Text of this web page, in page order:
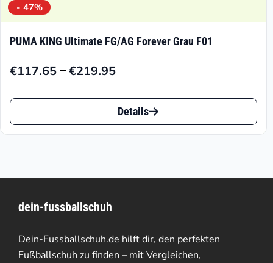
- 47%
PUMA KING Ultimate FG/AG Forever Grau F01
€117.65–€219.95
Preisspanne:
€117.65
€219.95
Dieses
Produkt
auf.
Die
Optionen
Details
dein-fussballschuh
Dein-Fussballschuh.de hilft dir, den perfekten
Fußballschuh zu finden – mit Vergleichen,